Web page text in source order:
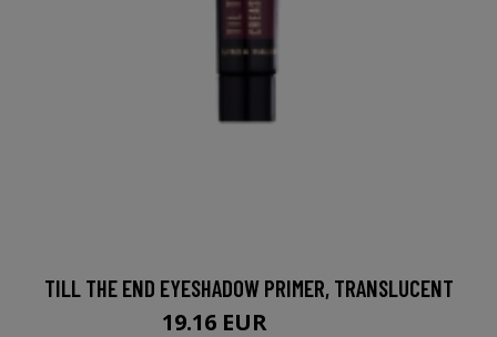
TILL THE END EYESHADOW PRIMER, TRANSLUCENT
19.16 EUR